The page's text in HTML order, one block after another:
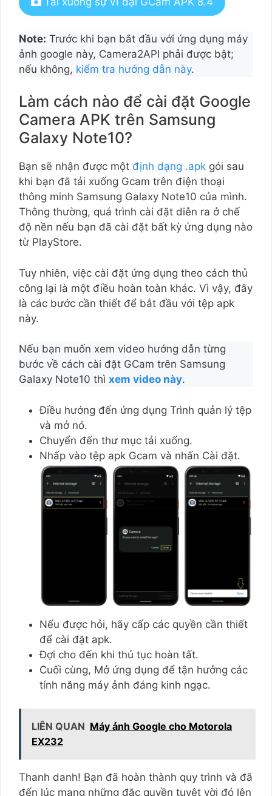
Note: Trước khi bạn bắt đầu với ứng dụng máy
ảnh google này, Camera2API phải được bật;
nếu không, kiểm tra hướng dẫn này.
Làm cách nào để cài đặt Google
Camera APK trên Samsung
Galaxy Note10?
Bạn sẽ nhận được một định dạng .apk gói sau
khi bạn đã tải xuống Gcam trên điện thoại
thông minh Samsung Galaxy Note10 của mình.
Thông thường, quá trình cài đặt diễn ra ở chế
độ nền nếu bạn đã cài đặt bất kỳ ứng dụng nào
từ PlayStore.
Tuy nhiên, việc cài đặt ứng dụng theo cách thủ
công lại là một điều hoàn toàn khác. Vì vậy, đây
là các bước cần thiết để bắt đầu với tệp apk
này.
Nếu bạn muốn xem video hướng dẫn từng
bước về cách cài đặt GCam trên Samsung
Galaxy Note10 thì xem video này.
Điều hướng đến ứng dụng Trình quản lý tệp
và mở nó.
Chuyển đến thư mục tải xuống.
Nhấp vào tệp apk Gcam và nhấn Cài đặt.
Nếu được hỏi, hãy cấp các quyền cần thiết
để cài đặt apk.
Đợi cho đến khi thủ tục hoàn tất.
Cuối cùng, Mở ứng dụng để tận hưởng các
tính năng máy ảnh đáng kinh ngạc.
LIÊN QUAN Máy ảnh Google cho Motorola
EX232
Thanh danh! Bạn đã hoàn thành quy trình và đã
đến lúc mang những đặc quyền tuyệt vời đó lên